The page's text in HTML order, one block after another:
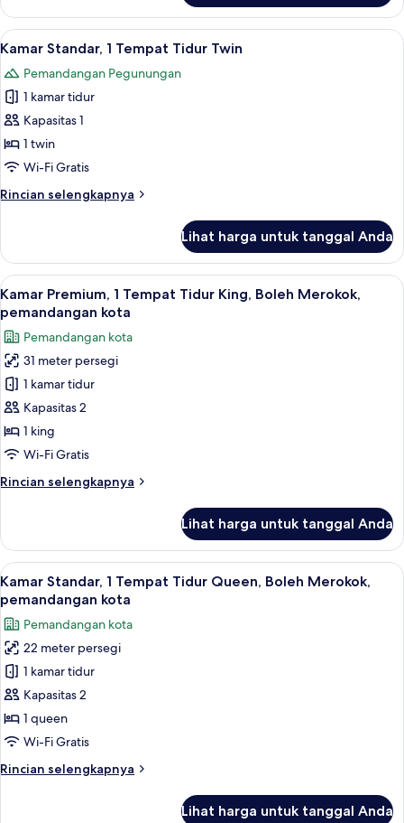
Bed)
Kamar
Premium,
2
Tidur
Twin,
kota
(Trundle
Bed)
Lihat
semua
foto
untuk
Kamar
Standar,
1
Tidur
Brankas, meja kerja, ruang kerja
13
Kamar Standar, 1 Tempat Tidur Twin
Pemandangan Pegunungan
1 kamar tidur
Kapasitas 1
1 twin
Wi-Fi Gratis
Rincian selengkapnya
Rincian
Kamar
Standar,
1
Tempat
Tidur
Twin
Lihat harga untuk tanggal Anda
Lihat
semua
foto
untuk
Kamar
Premium,
1
Tempat
Tidur
Boleh
kota
Brankas, meja kerja, ruang kerja
7
Kamar Premium, 1 Tempat Tidur King, Boleh Merokok,
pemandangan kota
Pemandangan kota
31 meter persegi
1 kamar tidur
Kapasitas 2
1 king
Wi-Fi Gratis
Rincian selengkapnya
Rincian
Kamar
Premium,
1
Tempat
Tidur
King,
Boleh
Merokok,
pemandangan
kota
Lihat harga untuk tanggal Anda
Lihat
semua
foto
untuk
Kamar
Standar,
1
Tempat
Tidur
Boleh
Brankas, meja kerja, ruang kerja
5
Kamar Standar, 1 Tempat Tidur Queen, Boleh Merokok,
pemandangan kota
Pemandangan kota
22 meter persegi
1 kamar tidur
Kapasitas 2
1 queen
Wi-Fi Gratis
Rincian selengkapnya
Rincian
Lihat harga untuk tanggal Anda